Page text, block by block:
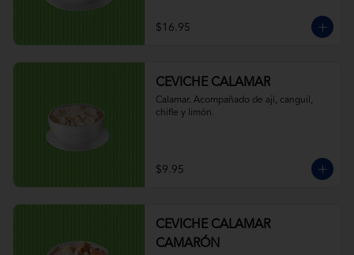
$16.95
CEVICHE CALAMAR
Calamar. Acompañado de ají, canguil,
chifle y limón.
$9.95
CEVICHE CALAMAR
CAMARÓN